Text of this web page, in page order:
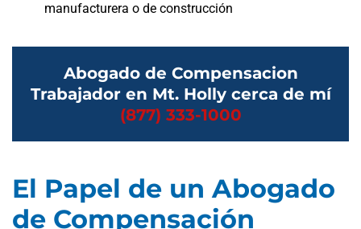
manufacturera o de construcción
Abogado de Compensacion
Trabajador en Mt. Holly cerca de mí
(877) 333-1000
El Papel de un Abogado
de Compensación